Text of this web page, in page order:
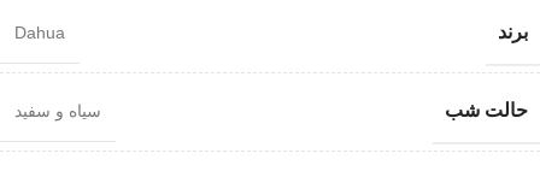
برند Dahua
حالت شب سیاه و سفید